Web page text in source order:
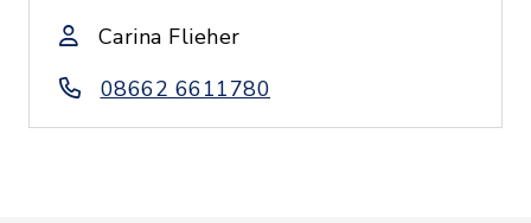
Carina Flieher
08662 6611780